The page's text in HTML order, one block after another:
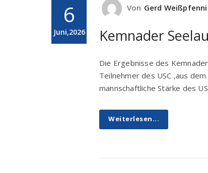
6
Juni,2026
Von Gerd
Kemnader
Die Ergebnisse des
Teilnehmer des USC ‚aus
mannschaftliche Stärke des
Weiterlesen...